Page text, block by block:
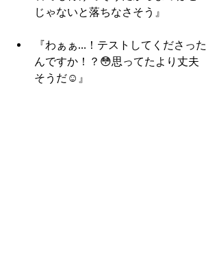
じゃないと落ちなさそう』
『わぁぁ…！テストしてくださった
んですか！？😳思ってたより丈夫
そうだ☺️』